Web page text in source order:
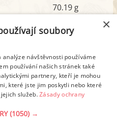
70.19 g
18.15 g
5.91 g
rozpis
×
soubory
návštěvnosti používáme
používání našich stránek také
partnery, kteří je mohou
které jste jim poskytli nebo které
služeb.Zásady ochrany
(1050) →